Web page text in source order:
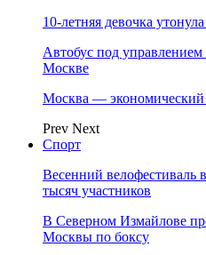
10-летняя девочка
Автобус под
Москве
Москва — экономический
Prev Next
Спорт
Весенний велофестиваль
тысяч участников
В Северном Измайлове
Москвы по боксу